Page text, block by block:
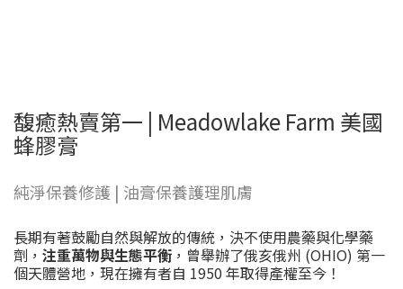
馥癒熱賣第一 | Meadowlake Farm 美國
蜂膠膏
純淨保養修護 | 油膏保養護理肌膚
長期有著鼓勵自然與解放的傳統，決不使用農藥與化學藥
劑， 注重萬物與生態平衡 ，曾舉辦了俄亥俄州 (OHIO) 第一
個天體營地，現在擁有者自 1950 年取得產權至今！